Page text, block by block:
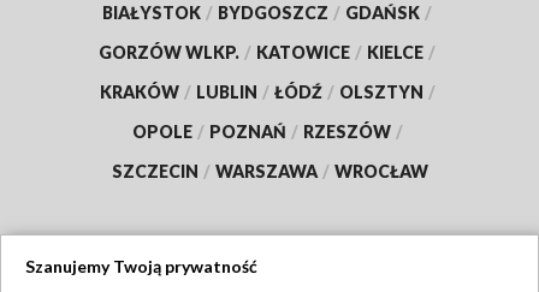
BIAŁYSTOK / BYDGOSZCZ / GDAŃSK /
GORZÓW WLKP. / KATOWICE / KIELCE /
KRAKÓW / LUBLIN / ŁÓDŹ / OLSZTYN /
OPOLE / POZNAŃ / RZESZÓW /
SZCZECIN / WARSZAWA / WROCŁAW
Szanujemy Twoją prywatność